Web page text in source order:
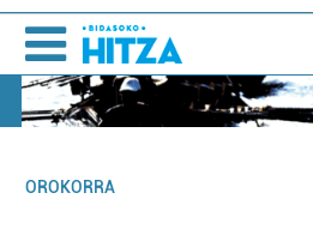
OROKORRA